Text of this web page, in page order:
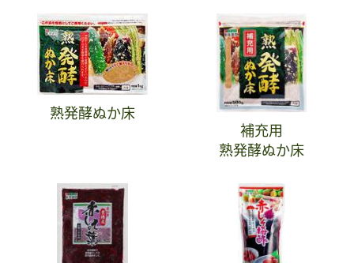
熟発酵ぬか床
補充用
熟発酵ぬか床